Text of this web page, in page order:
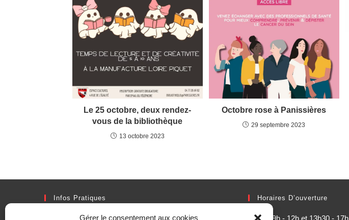
Gérer le consentement aux cookies
Le 25 octobre, deux rendez-
vous de la bibliothèque
13 octobre 2023
Octobre rose à Panissières
29 septembre 2023
Infos Pratiques
Adresse
Horaires D’ouverture
Lundi : 9h - 12h et 13h30 - 17h